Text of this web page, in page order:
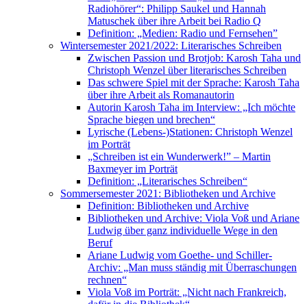
Radiohörer“: Philipp Saukel und Hannah
Matuschek über ihre Arbeit bei Radio Q
Definition: „Medien: Radio und Fernsehen”
Wintersemester 2021/2022: Literarisches Schreiben
Zwischen Passion und Brotjob: Karosh Taha und
Christoph Wenzel über literarisches Schreiben
Das schwere Spiel mit der Sprache: Karosh Taha
über ihre Arbeit als Romanautorin
Autorin Karosh Taha im Interview: „Ich möchte
Sprache biegen und brechen“
Lyrische (Lebens-)Stationen: Christoph Wenzel
im Porträt
„Schreiben ist ein Wunderwerk!” – Martin
Baxmeyer im Porträt
Definition: „Literarisches Schreiben“
Sommersemester 2021: Bibliotheken und Archive
Definition: Bibliotheken und Archive
Bibliotheken und Archive: Viola Voß und Ariane
Ludwig über ganz individuelle Wege in den
Beruf
Ariane Ludwig vom Goethe- und Schiller-
Archiv: „Man muss ständig mit Überraschungen
rechnen“
Viola Voß im Porträt: „Nicht nach Frankreich,